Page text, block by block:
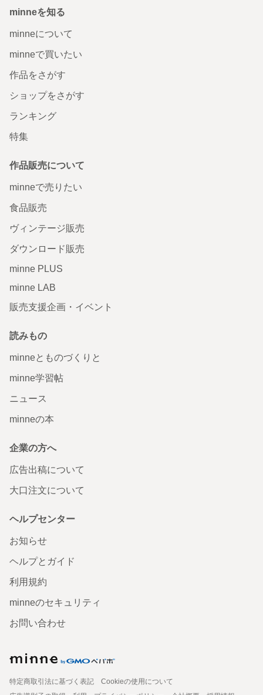
minneを知る
minneについて
minneで買いたい
作品をさがす
ショップをさがす
ランキング
特集
作品販売について
minneで売りたい
食品販売
ヴィンテージ販売
ダウンロード販売
minne PLUS
minne LAB
販売支援企画・イベント
読みもの
minneとものづくりと
minne学習帖
ニュース
minneの本
企業の方へ
広告出稿について
大口注文について
ヘルプセンター
お知らせ
ヘルプとガイド
利用規約
minneのセキュリティ
お問い合わせ
特定商取引法に基づく表記
Cookieの使用について